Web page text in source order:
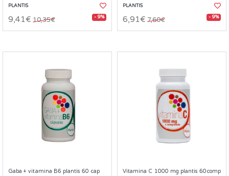
PLANTIS
9,41€ 10,35€ - 9%
PLANTIS
6,91€ 7,60€ - 9%
Gaba + vitamina B6 plantis 60 cap Vitamina C 1000 mg plantis 60comp